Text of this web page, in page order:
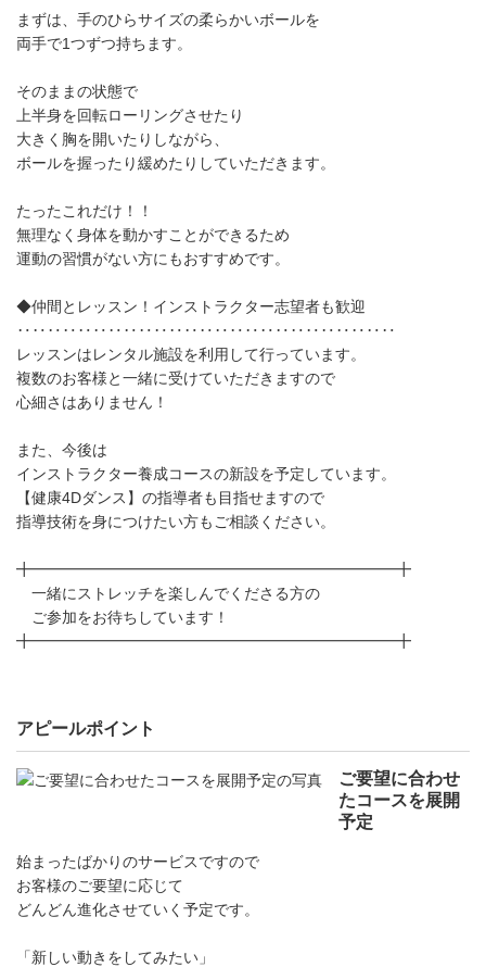
まずは、手のひらサイズの柔らかいボールを
両手で1つずつ持ちます。
そのままの状態で
上半身を回転ローリングさせたり
大きく胸を開いたりしながら、
ボールを握ったり緩めたりしていただきます。
たったこれだけ！！
無理なく身体を動かすことができるため
運動の習慣がない方にもおすすめです。
◆仲間とレッスン！インストラクター志望者も歓迎
‥‥‥‥‥‥‥‥‥‥‥‥‥‥‥‥‥‥‥‥‥‥‥‥‥
レッスンはレンタル施設を利用して行っています。
複数のお客様と一緒に受けていただきますので
心細さはありません！
また、今後は
インストラクター養成コースの新設を予定しています。
【健康4Dダンス】の指導者も目指せますので
指導技術を身につけたい方もご相談ください。
╋━━━━━━━━━━━━━━━━━━━━━━━━╋
一緒にストレッチを楽しんでくださる方の
ご参加をお待ちしています！
╋━━━━━━━━━━━━━━━━━━━━━━━━╋
アピールポイント
ご要望に合わせ
たコースを展開
予定
始まったばかりのサービスですので
お客様のご要望に応じて
どんどん進化させていく予定です。
「新しい動きをしてみたい」